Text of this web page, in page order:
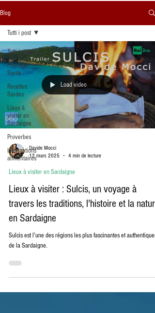
Blog
Tutti i post
Fromage
Sarde
Recettes
Sardes
Lieux à
visiter en
Sardaigne
Proverbes
Informations
alimentaires
Tutti i post
Load video
Davide Mocci
12 mars 2025
4 min de lecture
Lieux à visiter en Sardaigne
Lieux à visiter : Sulcis, un voyage à
travers les traditions, l'histoire et la nature
en Sardaigne
Sulcis est l'une des régions les plus fascinantes et authentiques
de la Sardaigne.